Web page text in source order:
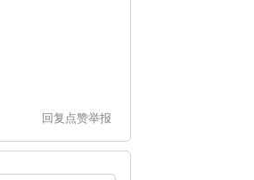
回复 点赞举报